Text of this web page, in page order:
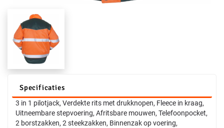
Specificaties
3 in 1 pilotjack, Verdekte rits met drukknopen, Fleece in kraag,
Uitneembare stepvoering, Afritsbare mouwen, Telefoonpocket,
2 borstzakken, 2 steekzakken, Binnenzak op voering,